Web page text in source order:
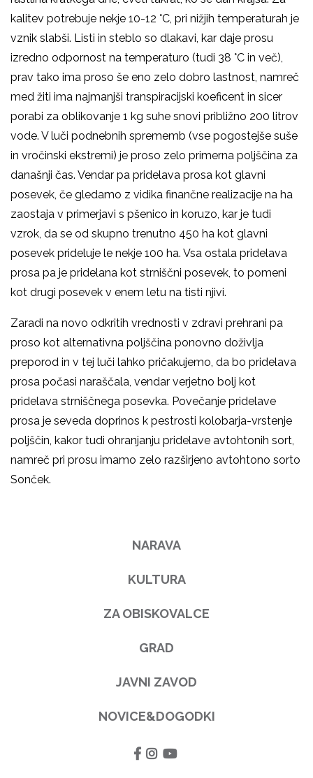
kalitev potrebuje nekje 10-12 °C, pri nižjih temperaturah je
vznik slabši. Listi in steblo so dlakavi, kar daje prosu
izredno odpornost na temperaturo (tudi 38 °C in več),
prav tako ima proso še eno zelo dobro lastnost, namreč
med žiti ima najmanjši transpiracijski koeficent in sicer
porabi za oblikovanje 1 kg suhe snovi približno 200 litrov
vode. V luči podnebnih sprememb (vse pogostejše suše
in vročinski ekstremi) je proso zelo primerna poljščina za
današnji čas. Vendar pa pridelava prosa kot glavni
posevek, če gledamo z vidika finančne realizacije na ha
zaostaja v primerjavi s pšenico in koruzo, kar je tudi
vzrok, da se od skupno trenutno 450 ha kot glavni
posevek prideluje le nekje 100 ha. Vsa ostala pridelava
prosa pa je pridelana kot strniščni posevek, to pomeni
kot drugi posevek v enem letu na tisti njivi.
Zaradi na novo odkritih vrednosti v zdravi prehrani pa
proso kot alternativna poljščina ponovno doživlja
preporod in v tej luči lahko pričakujemo, da bo pridelava
prosa počasi naraščala, vendar verjetno bolj kot
pridelava strniščnega posevka. Povečanje pridelave
prosa je seveda doprinos k pestrosti kolobarja-vrstenje
poljščin, kakor tudi ohranjanju pridelave avtohtonih sort,
namreč pri prosu imamo zelo razširjeno avtohtono sorto
Sonček.
NARAVA
KULTURA
ZA OBISKOVALCE
GRAD
JAVNI ZAVOD
NOVICE&DOGODKI